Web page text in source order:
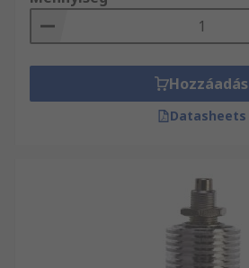
Hozzáadás
Datasheets